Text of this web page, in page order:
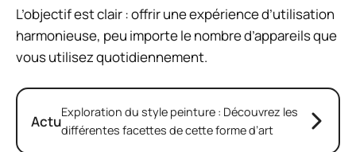
L’objectif est clair : offrir une expérience d’utilisation
harmonieuse, peu importe le nombre d’appareils que
vous utilisez quotidiennement.
ActuExploration du style peinture : Découvrez les
différentes facettes de cette forme d’art